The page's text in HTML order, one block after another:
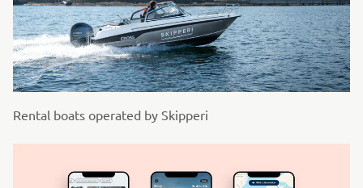
Rental boats operated by Skipperi